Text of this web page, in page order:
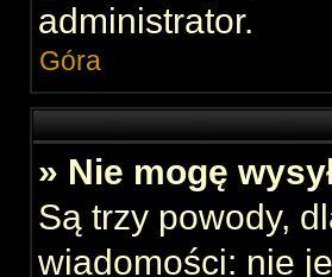
administrator.
Góra
» Nie mogę
Są trzy powody,
wiadomości: nie